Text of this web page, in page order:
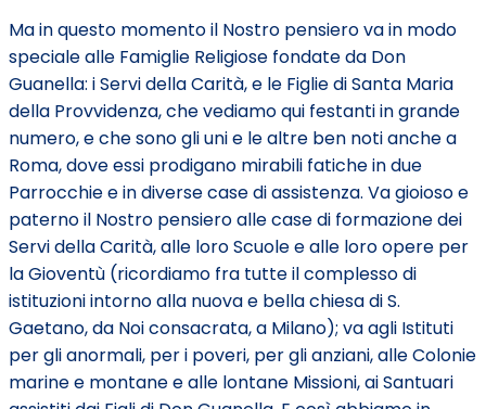
Ma in questo momento il Nostro pensiero va in modo
speciale alle Famiglie Religiose fondate da Don
Guanella: i Servi della Carità, e le Figlie di Santa Maria
della Provvidenza, che vediamo qui festanti in grande
numero, e che sono gli uni e le altre ben noti anche a
Roma, dove essi prodigano mirabili fatiche in due
Parrocchie e in diverse case di assistenza. Va gioioso e
paterno il Nostro pensiero alle case di formazione dei
Servi della Carità, alle loro Scuole e alle loro opere per
la Gioventù (ricordiamo fra tutte il complesso di
istituzioni intorno alla nuova e bella chiesa di S.
Gaetano, da Noi consacrata, a Milano); va agli Istituti
per gli anormali, per i poveri, per gli anziani, alle Colonie
marine e montane e alle lontane Missioni, ai Santuari